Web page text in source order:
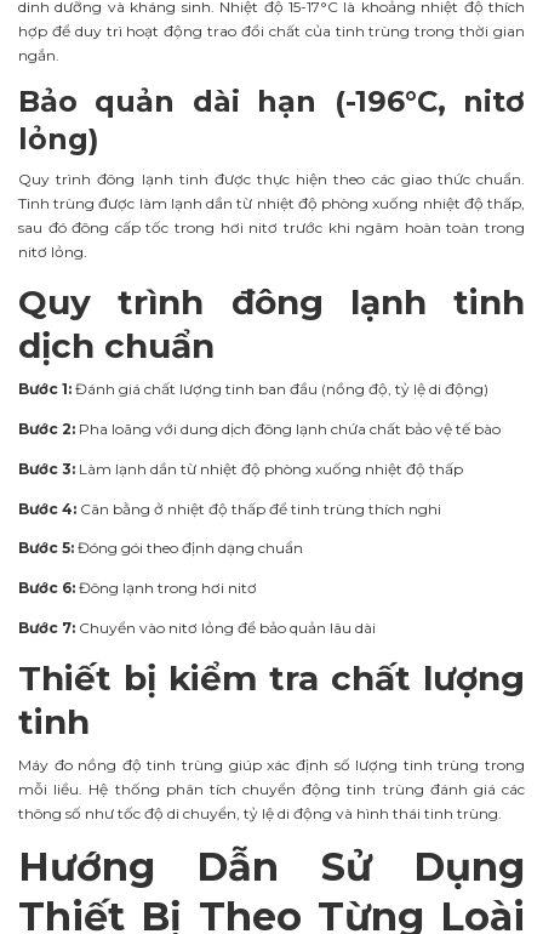
dinh dưỡng và kháng sinh. Nhiệt độ 15-17°C là khoảng nhiệt độ thích
hợp để duy trì hoạt động trao đổi chất của tinh trùng trong thời gian
ngắn.
Bảo quản dài hạn (-196°C, nitơ
lỏng)
Quy trình đông lạnh tinh được thực hiện theo các giao thức chuẩn.
Tinh trùng được làm lạnh dần từ nhiệt độ phòng xuống nhiệt độ thấp,
sau đó đông cấp tốc trong hơi nitơ trước khi ngâm hoàn toàn trong
nitơ lỏng.
Quy trình đông lạnh tinh
dịch chuẩn
Bước 1: Đánh giá chất lượng tinh ban đầu (nồng độ, tỷ lệ di động)
Bước 2: Pha loãng với dung dịch đông lạnh chứa chất bảo vệ tế bào
Bước 3: Làm lạnh dần từ nhiệt độ phòng xuống nhiệt độ thấp
Bước 4: Cân bằng ở nhiệt độ thấp để tinh trùng thích nghi
Bước 5: Đóng gói theo định dạng chuẩn
Bước 6: Đông lạnh trong hơi nitơ
Bước 7: Chuyển vào nitơ lỏng để bảo quản lâu dài
Thiết bị kiểm tra chất lượng
tinh
Máy đo nồng độ tinh trùng giúp xác định số lượng tinh trùng trong
mỗi liều. Hệ thống phân tích chuyển động tinh trùng đánh giá các
thông số như tốc độ di chuyển, tỷ lệ di động và hình thái tinh trùng.
Hướng Dẫn Sử Dụng
Thiết Bị Theo Từng Loài